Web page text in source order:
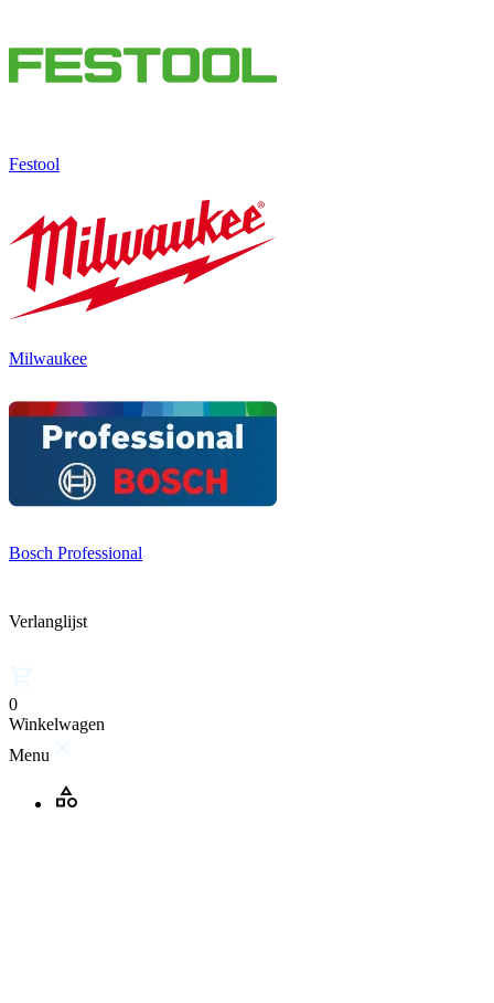
Festool
Milwaukee
Bosch Professional
Verlanglijst
0
Winkelwagen
Menu